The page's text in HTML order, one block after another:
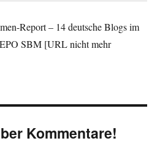
Report – 14 deutsche Blogs im
SBM [URL nicht mehr
Kommentare!